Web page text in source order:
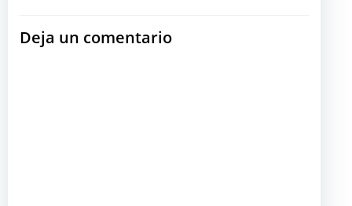
entradas
Deja un comentario